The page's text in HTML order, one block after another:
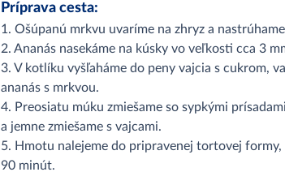
Príprava cesta:
1. Ošúpanú mrkvu uvaríme na zhryz a
2. Ananás nasekáme na kúsky vo veľkosti cca 3
3. V kotlíku vyšľaháme do peny vajcia s cukrom,
ananás s mrkvou.
4. Preosiatu múku zmiešame so sypkými
a jemne zmiešame s vajcami.
5. Hmotu nalejeme do pripravenej tortovej
90 minút.